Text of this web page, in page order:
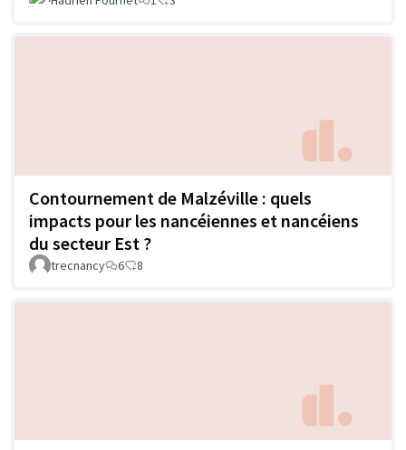
Contournement de Malzéville : quels
impacts pour les nancéiennes et nancéiens
du secteur Est ?
trecnancy 6 8